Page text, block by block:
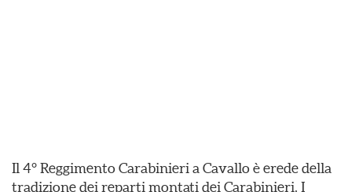
Il 4° Reggimento Carabinieri a Cavallo è erede della
tradizione dei reparti montati dei Carabinieri. I